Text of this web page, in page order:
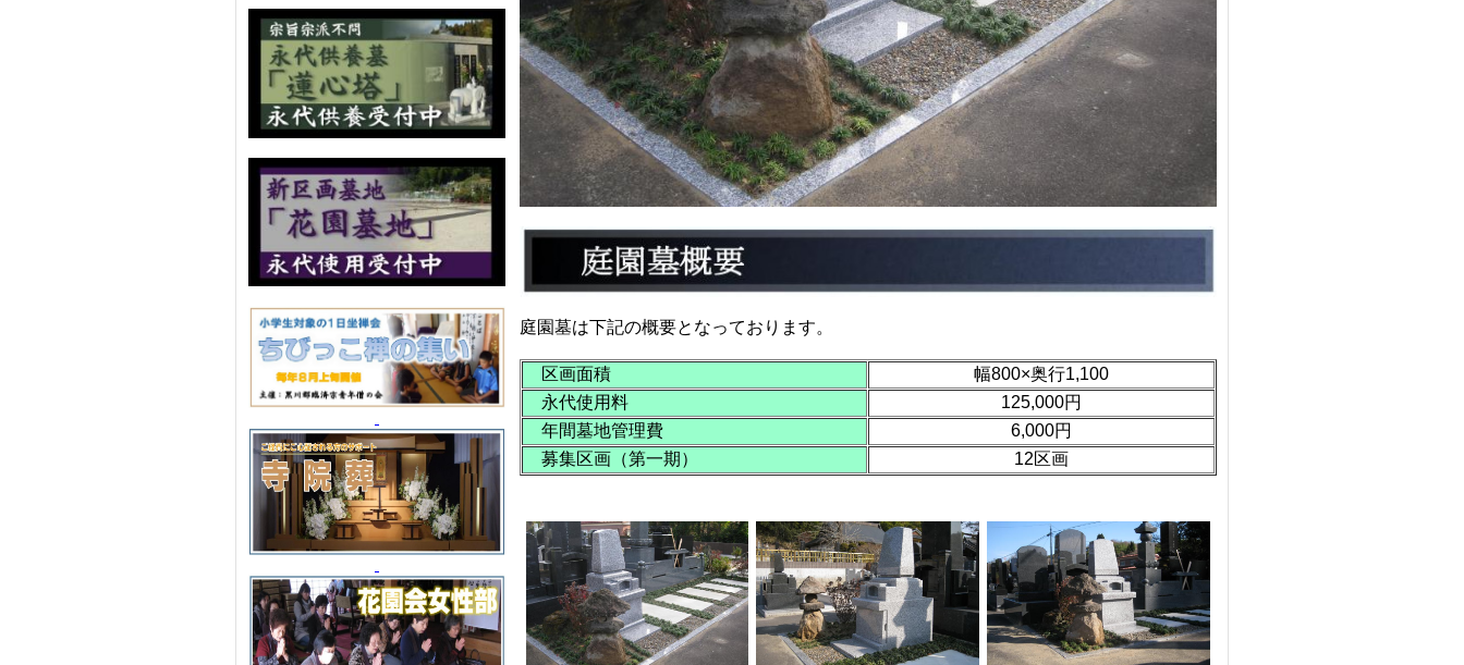
庭園墓は下記の概要となっております。
区画面積
幅800×奥行1,100
永代使用料
125,000円
年間墓地管理費
6,000円
募集区画（第一期）
12区画